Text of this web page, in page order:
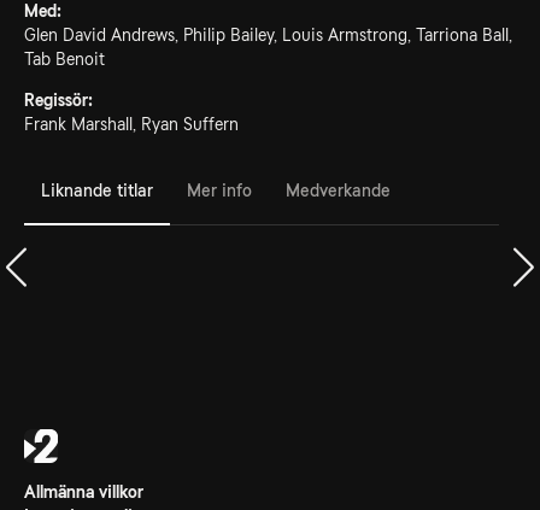
Med:
Glen David Andrews, Philip Bailey, Louis Armstrong, Tarriona Ball,
Tab Benoit
Regissör:
Frank Marshall, Ryan Suffern
Liknande titlar Mer info Medverkande
Allmänna villkor